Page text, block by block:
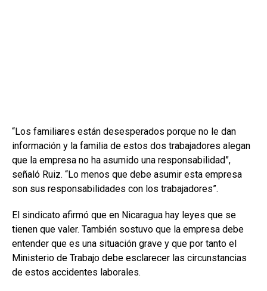
“Los familiares están desesperados porque no le dan
información y la familia de estos dos trabajadores alegan
que la empresa no ha asumido una responsabilidad”,
señaló Ruiz. “Lo menos que debe asumir esta empresa
son sus responsabilidades con los trabajadores”.
El sindicato afirmó que en Nicaragua hay leyes que se
tienen que valer. También sostuvo que la empresa debe
entender que es una situación grave y que por tanto el
Ministerio de Trabajo debe esclarecer las circunstancias
de estos accidentes laborales.